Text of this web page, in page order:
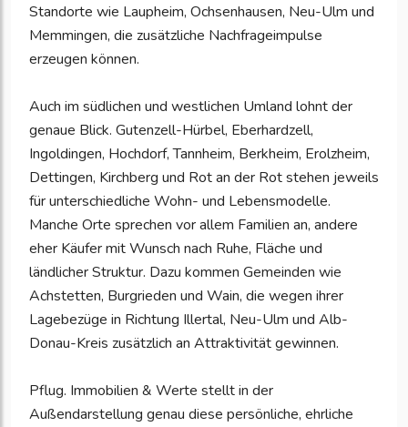
Standorte wie Laupheim, Ochsenhausen, Neu-Ulm und
Memmingen, die zusätzliche Nachfrageimpulse
erzeugen können.
Auch im südlichen und westlichen Umland lohnt der
genaue Blick. Gutenzell-Hürbel, Eberhardzell,
Ingoldingen, Hochdorf, Tannheim, Berkheim, Erolzheim,
Dettingen, Kirchberg und Rot an der Rot stehen jeweils
für unterschiedliche Wohn- und Lebensmodelle.
Manche Orte sprechen vor allem Familien an, andere
eher Käufer mit Wunsch nach Ruhe, Fläche und
ländlicher Struktur. Dazu kommen Gemeinden wie
Achstetten, Burgrieden und Wain, die wegen ihrer
Lagebezüge in Richtung Illertal, Neu-Ulm und Alb-
Donau-Kreis zusätzlich an Attraktivität gewinnen.
Pflug. Immobilien & Werte stellt in der
Außendarstellung genau diese persönliche, ehrliche